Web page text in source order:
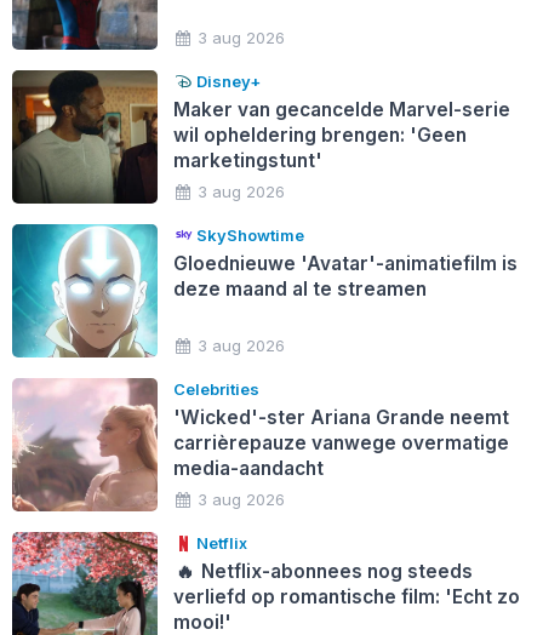
3 aug 2026
Disney+
Maker van gecancelde Marvel-serie
wil opheldering brengen: 'Geen
marketingstunt'
3 aug 2026
SkyShowtime
Gloednieuwe 'Avatar'-animatiefilm is
deze maand al te streamen
3 aug 2026
Celebrities
'Wicked'-ster Ariana Grande neemt
carrièrepauze vanwege overmatige
media-aandacht
3 aug 2026
Netflix
🔥 Netflix-abonnees nog steeds
verliefd op romantische film: 'Echt zo
mooi!'